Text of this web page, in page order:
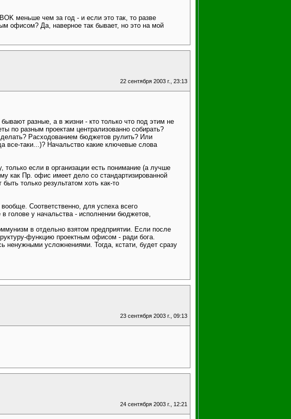
меньше чем за год - и если это так, то разве
офисом? Да, наверное так бывает, но это на мой
22 сентября 2003 г., 23:13
разные, а в жизни - кто только что под этим не
по разным проектам централизованно собирать?
Расходованием бюджетов рулить? Или
все-таки...)? Начальство какие ключевые слова
если в организации есть понимание (а лучше
как Пр. офис имеет дело со стандартизированной
только результатом хоть как-то
Соответственно, для успеха всего
голове у начальства - исполнении бюджетов,
в отдельно взятом предприятии. Если после
функцию проектным офисом - ради бога.
ненужными усложнениями. Тогда, кстати, будет сразу
23 сентября 2003 г., 09:13
24 сентября 2003 г., 12:21